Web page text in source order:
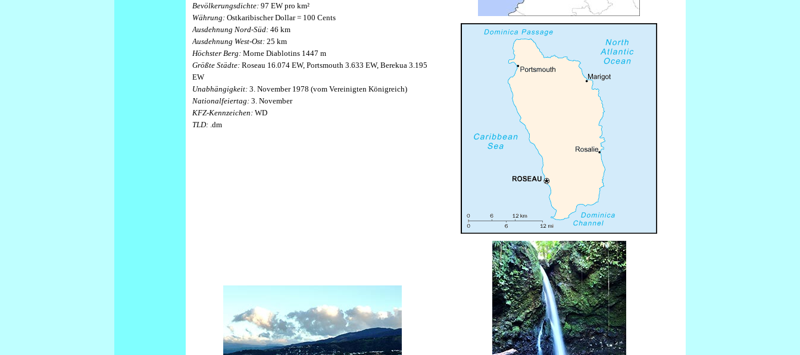
Bevölkerungsdichte: 97 EW pro km²
Währung: Ostkaribischer Dollar = 100 Cents
Ausdehnung Nord-Süd: 46 km
Ausdehnung West-Ost: 25 km
Höchster Berg: Morne Diablotins 1447 m
Größte Städte: Roseau 16.074 EW, Portsmouth 3.633 EW, Berekua 3.195
EW
Unabhängigkeit: 3. November 1978 (vom Vereinigten Königreich)
Nationalfeiertag: 3. November
KFZ-Kennzeichen: WD
TLD: .dm